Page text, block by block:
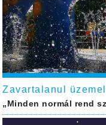
Zavartalanul
„Minden normál rend